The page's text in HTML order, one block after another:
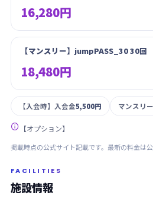
16,280円
【マンスリー】jumpPASS_30 30回
18,480円
【入会時】入会金5,500円 マンスリ
 【オプション】
掲載時点の公式サイト記載です。最新の料金は
FACILITIES
施設情報